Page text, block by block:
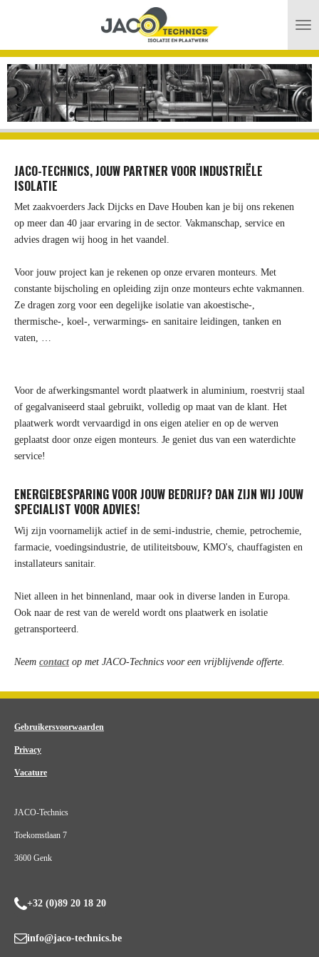
de
hoofdinhoud
JACO-TECHNICS, JOUW PARTNER VOOR INDUSTRIËLE
ISOLATIE
Met zaakvoerders Jack Dijcks en Dave Houben kan je bij ons rekenen
op meer dan 40 jaar ervaring in de sector. Vakmanschap, service en
advies dragen wij hoog in het vaandel.
Voor jouw project kan je rekenen op onze ervaren monteurs. Met
constante bijscholing en opleiding zijn onze monteurs echte vakmannen.
Ze dragen zorg voor een degelijke isolatie van akoestische-,
thermische-, koel-, verwarmings- en sanitaire leidingen, tanken en
vaten, …
Voor de afwerkingsmantel wordt plaatwerk in aluminium, roestvrij staal
of gegalvaniseerd staal gebruikt, volledig op maat van de klant. Het
plaatwerk wordt vervaardigd in ons eigen atelier en op de werven
geplaatst door onze eigen monteurs. Je geniet dus van een waterdichte
service!
ENERGIEBESPARING VOOR JOUW BEDRIJF? DAN ZIJN WIJ JOUW
SPECIALIST VOOR ADVIES!
Wij zijn voornamelijk actief in de semi-industrie, chemie, petrochemie,
farmacie, voedingsindustrie, de utiliteitsbouw, KMO's, chauffagisten en
installateurs sanitair.
Niet alleen in het binnenland, maar ook in diverse landen in Europa.
Ook naar de rest van de wereld wordt ons plaatwerk en isolatie
getransporteerd.
Neem contact op met JACO-Technics voor een vrijblijvende offerte.
Gebruikersvoorwaarden
Privacy
Vacature
JACO-Technics
Toekomstlaan 7
3600 Genk
+32 (0)89 20 18 20
info@jaco-technics.be